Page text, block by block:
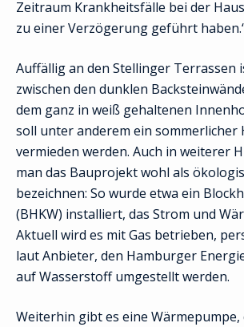
Zeitraum Krankheitsfälle bei der
zu einer Verzögerung geführt
Auffällig an den Stellinger Terrassen
zwischen den dunklen
dem ganz in weiß gehaltenen
soll unter anderem ein sommerlicher
vermieden werden. Auch in weiterer
man das Bauprojekt wohl als
bezeichnen: So wurde etwa ein
(BHKW) installiert, das Strom und
Aktuell wird es mit Gas betrieben,
laut Anbieter, den Hamburger
auf Wasserstoff umgestellt werden.
Weiterhin gibt es eine Wärmepumpe,